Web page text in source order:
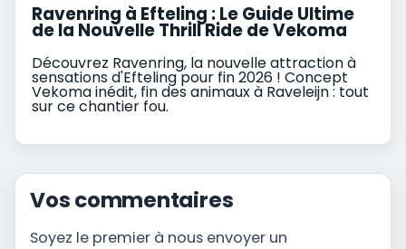
Ravenring à Efteling : Le Guide Ultime
de la Nouvelle Thrill Ride de Vekoma
Découvrez Ravenring, la nouvelle attraction à
sensations d'Efteling pour fin 2026 ! Concept
Vekoma inédit, fin des animaux à Raveleijn : tout
sur ce chantier fou.
Vos commentaires
Soyez le premier à nous envoyer un